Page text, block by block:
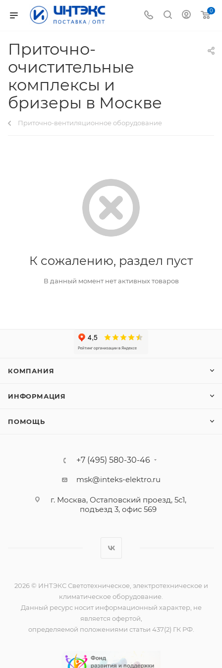
0
Приточно-
очистительные
комплексы и
бризеры в Москве
Приточно-вентиляционное оборудование
К сожалению, раздел пуст
В данный момент нет активных товаров
КОМПАНИЯ
ИНФОРМАЦИЯ
ПОМОЩЬ
+7 (495) 580-30-46
msk@inteks-elektro.ru
г. Москва, Остаповский проезд, 5с1,
подъезд 3, офис 569
2026 © ИНТЭКС Светотехническое, электротехническое и
климатическое оборудование.
Данный ресурс носит информационный характер, не
является офертой,
определяемой положениями статьи 437(2) ГК РФ.